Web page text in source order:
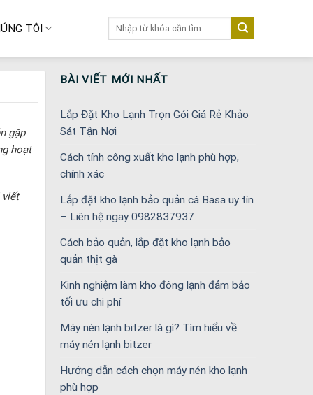
TÔI
Tìm
gặp
hoạt
viết
BÀI VIẾT MỚI NHẤT
Lắp Đặt Kho Lạnh Trọn Gói Giá Rẻ Khảo
Sát Tận Nơi
Cách tính công xuất kho lạnh phù hợp,
chính xác
Lắp đặt kho lạnh bảo quản cá Basa uy tín
– Liên hệ ngay 0982837937
Cách bảo quản, lắp đặt kho lạnh bảo
quản thịt gà
Kinh nghiệm làm kho đông lạnh đảm bảo
tối ưu chi phí
Máy nén lạnh bitzer là gì? Tìm hiểu về
máy nén lạnh bitzer
Hướng dẫn cách chọn máy nén kho lạnh
phù hợp